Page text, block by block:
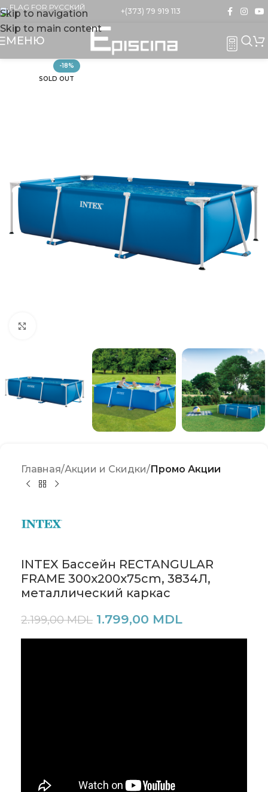
Skip to navigation
Skip to main content
+(373) 79 919 113
МЕНЮ
-18%
SOLD OUT
Главная Акции и Скидки Промо Акции
INTEX Бассейн RECTANGULAR
FRAME 300x200x75cm, 3834Л,
металлический каркас
2.199,00MDL 1.799,00 MDL